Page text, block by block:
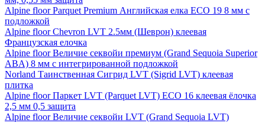
Alpine floor Parquet Premium Английская елка ECO 19 8 мм с
подложкой
Alpine floor Chevron LVT 2.5мм (Шеврон) клеевая
Французская елочка
Alpine floor Величие секвойи премиум (Grand Sequoia Superior
ABA) 8 мм с интегрированной подложкой
Norland Таинственная Сигрид LVT (Sigrid LVT) клеевая
плитка
Alpine floor Паркет LVT (Parquet LVT) ECO 16 клеевая ёлочка
2,5 мм 0,5 защита
Alpine floor Величие секвойи LVT (Grand Sequoia LVT)